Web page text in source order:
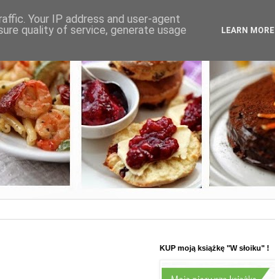
KUP moją książkę "W słoiku" !
Your IP address and user-agent
quality of service, generate usage
LEARN MORE